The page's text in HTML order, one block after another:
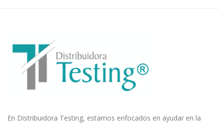
En Distribuidora Testing, estamos enfocados en ayudar en la